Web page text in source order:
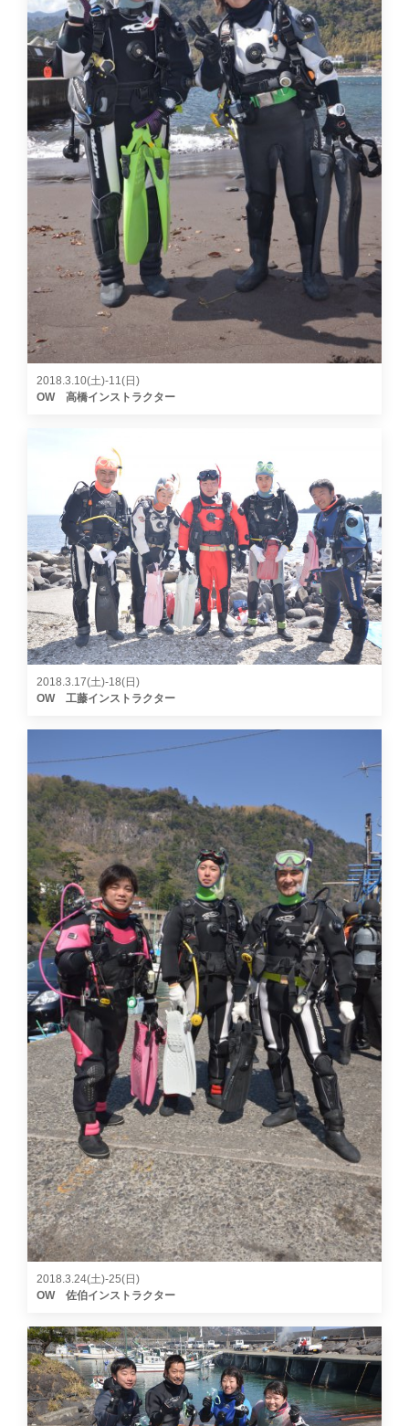
2018.3.10(土)-11(日)
OW 高橋インストラクター
2018.3.17(土)-18(日)
OW 工藤インストラクター
2018.3.24(土)-25(日)
OW 佐伯インストラクター